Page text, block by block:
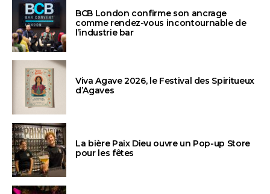
BCB London confirme son ancrage
comme rendez-vous incontournable de
l’industrie bar
Viva Agave 2026, le Festival des Spiritueux
d’Agaves
La bière Paix Dieu ouvre un Pop-up Store
pour les fêtes